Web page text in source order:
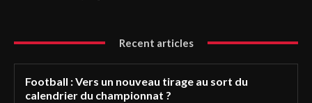
Recent articles
Football : Vers un nouveau tirage au sort du
calendrier du championnat ?